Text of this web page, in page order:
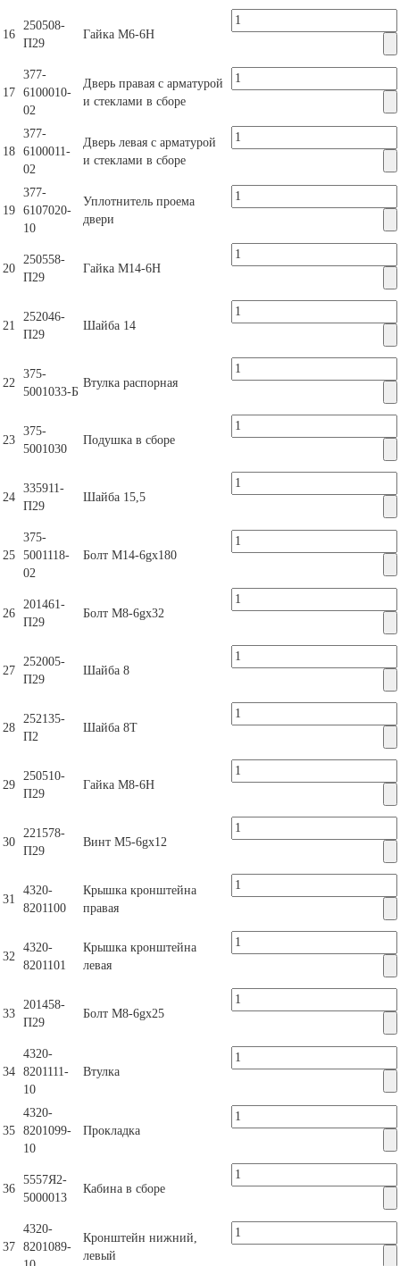
16
250508-
П29
Гайка М6-6Н
17
377-
6100010-
02
Дверь правая с арматурой
и стеклами в сборе
18
377-
6100011-
02
Дверь левая с арматурой
и стеклами в сборе
19
377-
6107020-
10
Уплотнитель проема
двери
20
250558-
П29
Гайка М14-6Н
21
252046-
П29
Шайба 14
22
375-
5001033-Б
Втулка распорная
23
375-
5001030
Подушка в сборе
24
335911-
П29
Шайба 15,5
25
375-
5001118-
02
Болт М14-6gх180
26
201461-
П29
Болт М8-6gх32
27
252005-
П29
Шайба 8
28
252135-
П2
Шайба 8Т
29
250510-
П29
Гайка М8-6Н
30
221578-
П29
Винт М5-6gх12
31
4320-
8201100
Крышка кронштейна
правая
32
4320-
8201101
Крышка кронштейна
левая
33
201458-
П29
Болт М8-6gх25
34
4320-
8201111-
10
Втулка
35
4320-
8201099-
10
Прокладка
36
5557Я2-
5000013
Кабина в сборе
37
4320-
8201089-
Кронштейн нижний,
левый